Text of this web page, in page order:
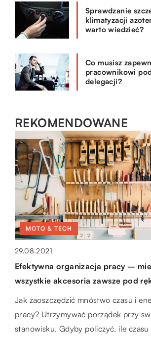
Sprawdzanie
klimatyzacji
warto wiedzieć?
Co musisz
pracownikowi
delegacji?
REKOMENDOWANE
MOTO & TECH
16.08.2021
Samochód używany – jak się go
za korzystną cenę
Posiadanie używanego samochodu z
jest tylko tanie. Sam zakup z
bardziej opłacalny niż wybranie
MOTO & TECH
29.08.2021
Efektywna organizacja pracy –
wszystkie akcesoria zawsze pod
Jak zaoszczędzić mnóstwo czasu i
pracy? Utrzymywać porządek przy
stanowisku. Gdyby policzyć, ile czasu
LAJFSTAJL
26.05.2021
Namiot na imprezy – wynajem czy
kupno?
Namioty na imprezach sprawdzają się
rewelacyjnie. Komunie, wesela,
uroczystości, a także imprezy miejskie